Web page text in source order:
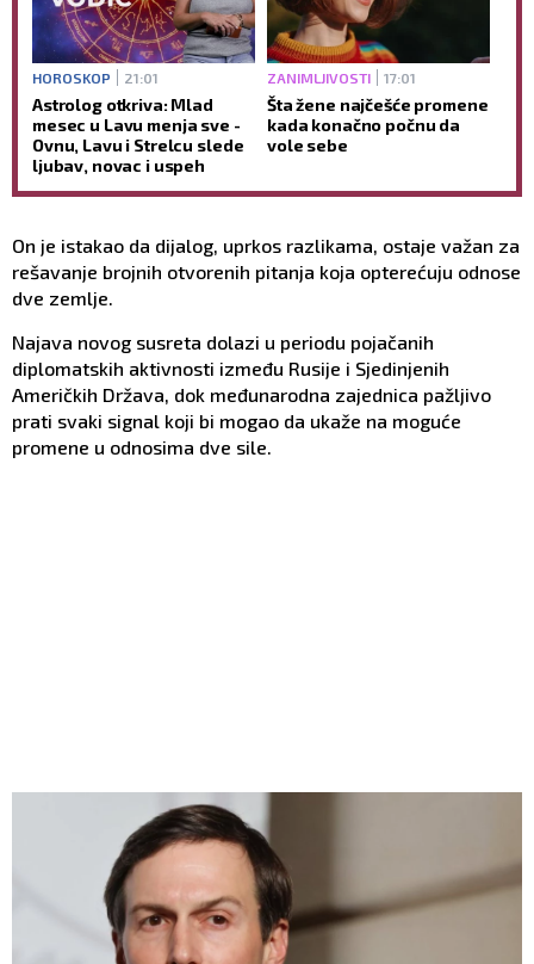
HOROSKOP 21:01
Astrolog otkriva: Mlad
mesec u Lavu menja sve -
Ovnu, Lavu i Strelcu slede
ljubav, novac i uspeh
ZANIMLJIVOSTI 17:01
Šta žene najčešće promene
kada konačno počnu da
vole sebe
On je istakao da dijalog, uprkos razlikama, ostaje važan za
rešavanje brojnih otvorenih pitanja koja opterećuju odnose
dve zemlje.
Najava novog susreta dolazi u periodu pojačanih
diplomatskih aktivnosti između Rusije i Sjedinjenih
Američkih Država, dok međunarodna zajednica pažljivo
prati svaki signal koji bi mogao da ukaže na moguće
promene u odnosima dve sile.